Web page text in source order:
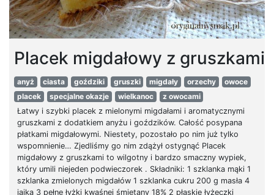
Placek migdałowy z gruszkami
anyż ciasta goździki gruszki migdały orzechy
owoce
placek
specjalne okazje wielkanoc
z owocami
Łatwy i szybki placek z mielonymi migdałami i aromatycznymi
gruszkami z dodatkiem anyżu i goździków. Całość posypana
płatkami migdałowymi. Niestety, pozostało po nim już tylko
wspomnienie… Zjedliśmy go nim zdążył ostygnąć Placek
migdałowy z gruszkami to wilgotny i bardzo smaczny wypiek,
który umili niejeden podwieczorek . Składniki: 1 szklanka mąki 1
szklanka zmielonych migdałów 1 szklanka cukru 200 g masła 4
jajka 3 pełne łyżki kwaśnej śmietany 18% 2 płaskie łyżeczki